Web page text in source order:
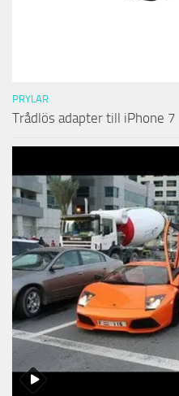
PRYLAR
Trådlös adapter till iPhone 7